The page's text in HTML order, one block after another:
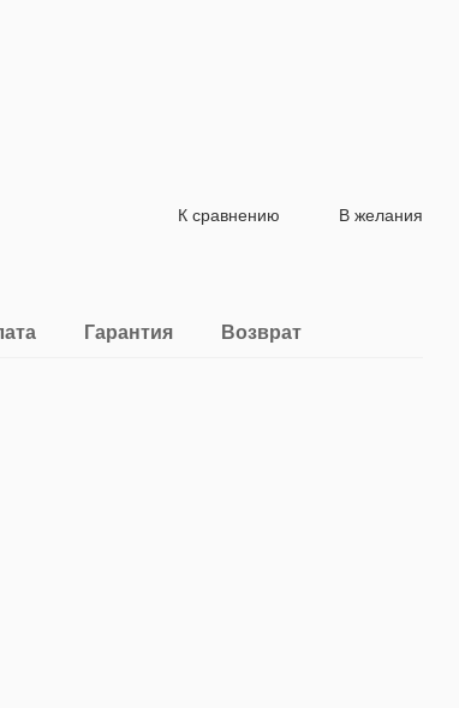
К сравнению В желания
Гарантия Возврат